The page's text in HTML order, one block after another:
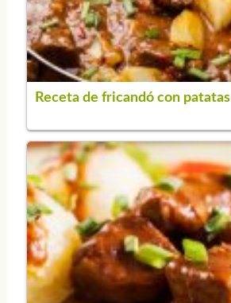
Receta de fricandó con patatas